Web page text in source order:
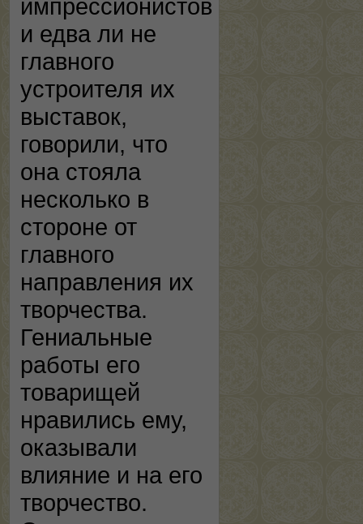
импрессионистов
и едва ли не
главного
устроителя их
выставок,
говорили, что
она стояла
несколько в
стороне от
главного
направления их
творчества.
Гениальные
работы его
товарищей
нравились ему,
оказывали
влияние и на его
творчество.